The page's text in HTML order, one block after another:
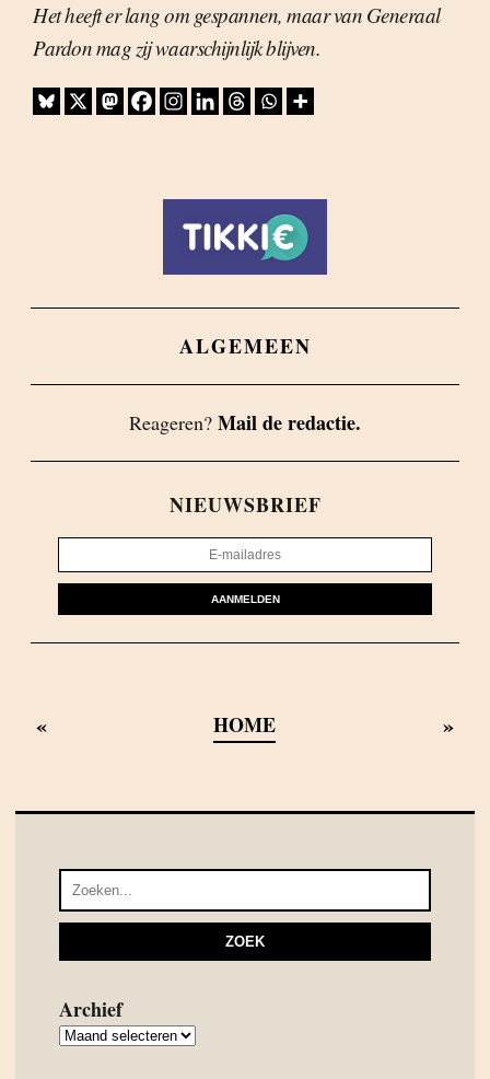
Het heeft er lang om gespannen, maar van Generaal
Pardon mag zij waarschijnlijk blijven.
ALGEMEEN
Reageren? Mail de redactie.
NIEUWSBRIEF
AANMELDEN
« HOME »
Archief
Archief